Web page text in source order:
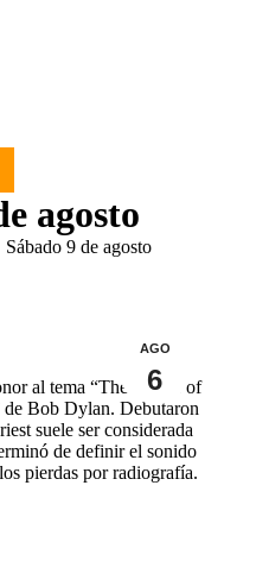
agosto
Sábado 9 de agosto
AGO
6
al tema “The Ballad of
de Bob Dylan. Debutaron
suele ser considerada
de definir el sonido
pierdas por radiografía.